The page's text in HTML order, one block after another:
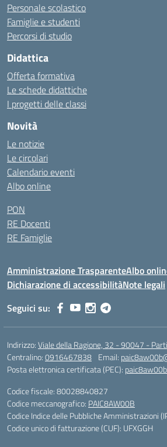
Personale scolastico
Famiglie e studenti
Percorsi di studio
Didattica
Offerta formativa
Le schede didattiche
I progetti delle classi
Novità
Le notizie
Le circolari
Calendario eventi
Albo online
PON
RE Docenti
RE Famiglie
Amministrazione TrasparenteAlbo
Dichiarazione di accessibilitàNote legali
Seguici su:
Indirizzo:Viale della Ragione, 32 - 90047 -
Centralino:0916467838 Email:
Posta elettronica certificata (PEC):
Codice fiscale: 80028840827
Codice meccanografico: PAIC8AW00B
Codice Indice delle Pubbliche Amministrazioni
Codice unico di fatturazione (CUF): UFXGGH